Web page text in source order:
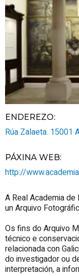
ENDEREZO:
Rúa Zalaeta. 15001
PÁXINA WEB:
http://
A Real Academia
un Arquivo
Os fins do Arquivo
técnico e
relacionada con
do investigador ou
interpretación, a